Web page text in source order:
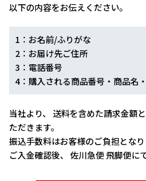
以下の内容をお伝えください。
1：お名前/ふりがな
2：お届け先ご住所
3：電話番号
4：購入される商品番号・商品名
当社より、 送料を含めた請求金額
ただきます。
振込手数料はお客様のご負担となり
ご入金確認後、 佐川急便 飛脚便に